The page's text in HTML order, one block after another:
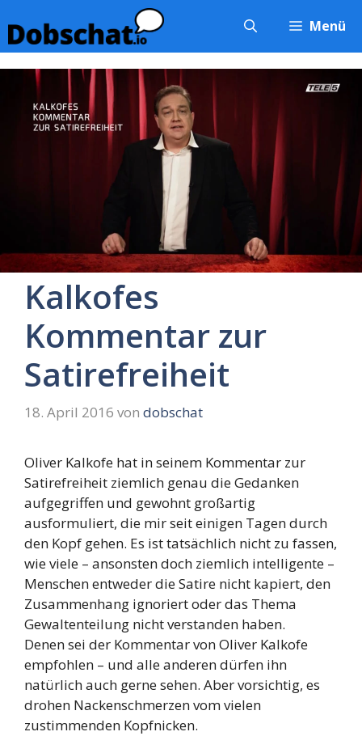
Inhalt
springen
Menü
Kalkofes
Kommentar zur
Satirefreiheit
18. April 2016 von dobschat
Oliver Kalkofe hat in seinem Kommentar zur
Satirefreiheit ziemlich genau die Gedanken
aufgegriffen und gewohnt großartig
ausformuliert, die mir seit einigen Tagen durch
den Kopf gehen. Es ist tatsächlich nicht zu fassen,
wie viele – ansonsten doch ziemlich intelligente –
Menschen entweder die Satire nicht kapiert, den
Zusammenhang ignoriert oder das Thema
Gewaltenteilung nicht verstanden haben.
Denen sei der Kommentar von Oliver Kalkofe
empfohlen – und alle anderen dürfen ihn
natürlich auch gerne sehen. Aber vorsichtig, es
drohen Nackenschmerzen vom vielen
zustimmenden Kopfnicken.